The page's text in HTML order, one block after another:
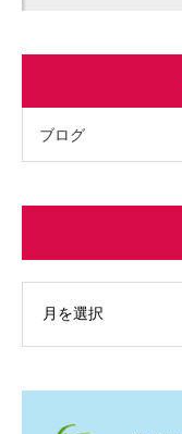
ブログ